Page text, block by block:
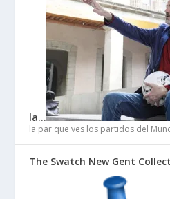
la…
la par que ves los partidos del
The Swatch New Gent